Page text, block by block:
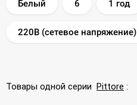
Белый 6 1 год
220В (сетевое напряжение)
Товары одной серии Pittore :